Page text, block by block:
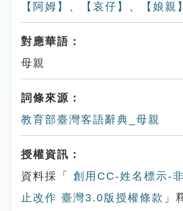
【阿姆】 、 【哀仔】 、 【娘親】
對應華語：
母親
詞條來源：
教育部臺灣客語辭典_母親
授權資訊：
資料採「
創用CC-姓名標示-
止改作 臺灣3.0版授權條款 」